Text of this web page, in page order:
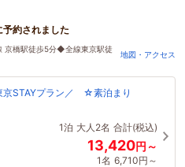
予約されました
京橋駅徒歩5分◆全線東京駅徒
地図・アクセス
京STAYプラン／ ☆素泊まり
1泊 大人2名 合計(税込)
13,420円～
1名 6,710円～